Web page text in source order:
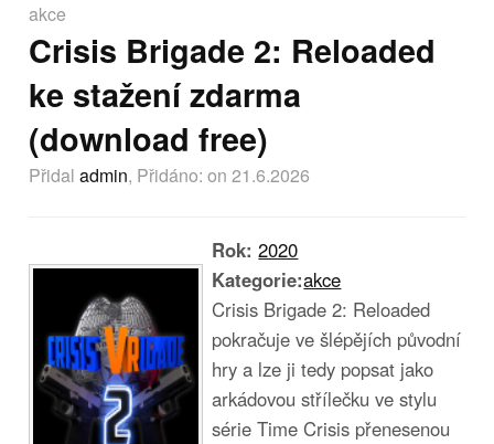
akce
Crisis Brigade 2: Reloaded
ke stažení zdarma
(download free)
Přidal admin, Přidáno: on 21.6.2026
Rok:2020
Kategorie:akce
Crisis Brigade 2: Reloaded
pokračuje ve šlépějích původní
hry a lze ji tedy popsat jako
arkádovou střílečku ve stylu
série Time Crisis přenesenou